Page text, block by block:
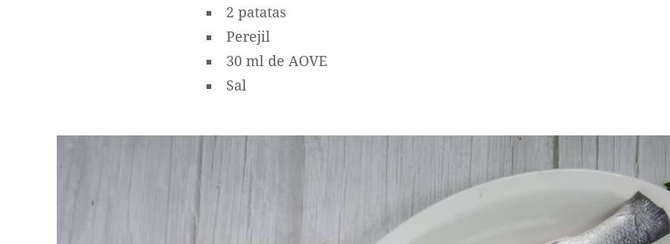
2 patatas
Perejil
30 ml de AOVE
Sal